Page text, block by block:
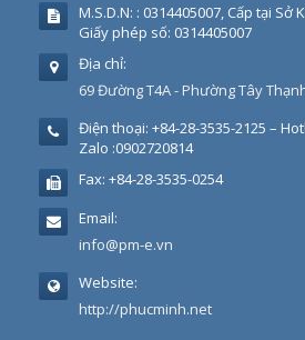
M.S.D.N: : 0314405007, Cấp tại Sở
Giấy phép số: 0314405007
Địa chỉ:
69 Đường T4A - Phường Tây
Điện thoại: +84-28-3535-2125 –
Zalo :0902720814
Fax: +84-28-3535-0254
Email:
info@pm-e.vn
Website:
http://phucminh.net